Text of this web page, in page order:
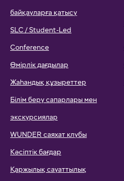
байқауларға қатысу
SLC / Student-Led
Conference
Өмірлік дағдылар
Жаһандық құзыреттер
Білім беру сапарлары мен
экскурсиялар
WUNDER саяхат клубы
Кәсіптік бағдар
Қаржылық сауаттылық